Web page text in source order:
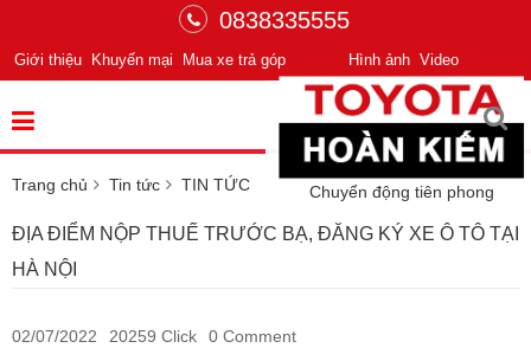
0838335555
Hình ảnh Video
Giới thiệu Khuyến mại Mua xe trả góp
Chuyển động tiên phong
Trang chủ Tin tức TIN TỨC
ĐỊA ĐIỂM NỘP THUẾ TRƯỚC BẠ, ĐĂNG KÝ XE Ô TÔ TẠI
HÀ NỘI
02/07/2022 20259 Click 0 Comment